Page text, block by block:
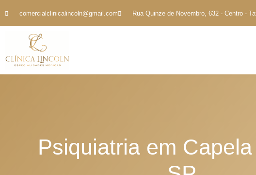
comercialclinicalincoln@gmail.com Rua Quinze de Novembro, 632 - Centro -
Psiquiatria em